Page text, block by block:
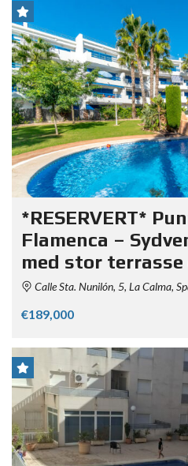
*RESERVERT*
Flamenca –
med stor
Calle Sta. Nunilón, 5, La Calma,
€189,000